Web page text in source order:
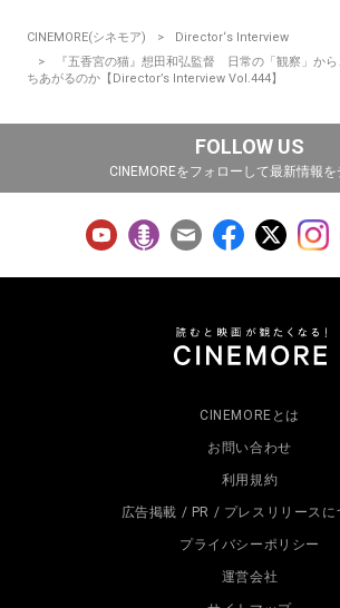
CINEMORE(シネモア)
Director‘s Interview
『五香宮の猫』想田和弘監督 日常の「観察」か
ちあがるのか【Director’s Interview Vol.444】
FOLLOW US
CINEMOREをフォローして最新情報を
CINEMOREとは
お問い合わせ
利用規約
広告掲載 / PR / プレスリリースに
プライバシーポリシー
運営会社